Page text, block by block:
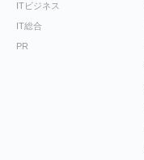
ITビジネス
IT総合
PR